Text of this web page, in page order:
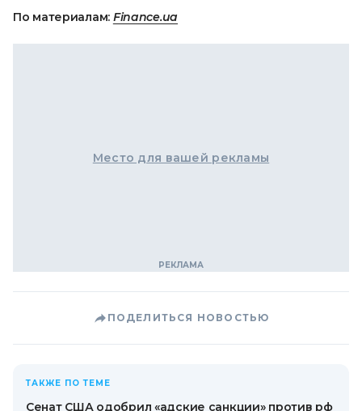
По материалам: Finance.ua
Место для вашей рекламы
ПОДЕЛИТЬСЯ НОВОСТЬЮ
ТАКЖЕ ПО ТЕМЕ
Сенат США одобрил «адские санкции» против рф